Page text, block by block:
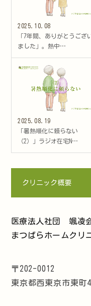
2025.10.08
「7年間、ありがとうござ
ました」。熱中…
2025.08.19
「暑熱順化に頼らない
（2）」ラジオ在宅N…
クリニック概要
医療法人社団 颯凌
まつばらホームクリ
〒202-0012
東京都西東京市東町